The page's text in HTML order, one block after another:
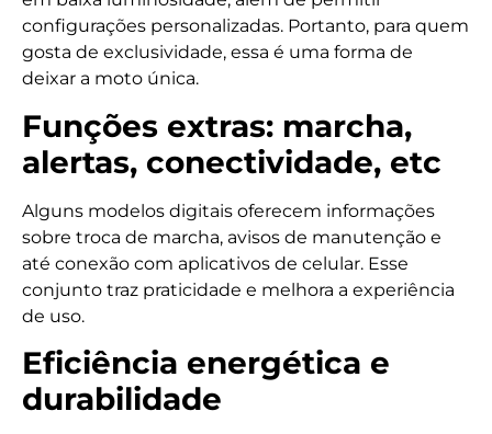
configurações personalizadas. Portanto, para quem
gosta de exclusividade, essa é uma forma de
deixar a moto única.
Funções extras: marcha,
alertas, conectividade, etc
Alguns modelos digitais oferecem informações
sobre troca de marcha, avisos de manutenção e
até conexão com aplicativos de celular. Esse
conjunto traz praticidade e melhora a experiência
de uso.
Eficiência energética e
durabilidade